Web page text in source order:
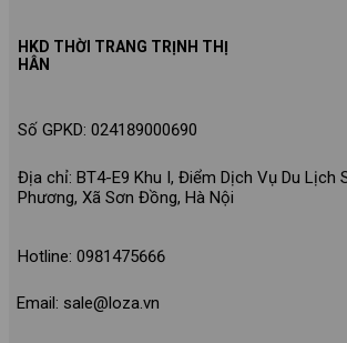
HKD THỜI TRANG TRỊNH THỊ
HÂN
Số GPKD: 024189000690
Địa chỉ: BT4-E9 Khu I, Điểm Dịch Vụ Du Lịch
Phương, Xã Sơn Đồng, Hà Nội
Hotline: 0981475666
Email: sale@loza.vn